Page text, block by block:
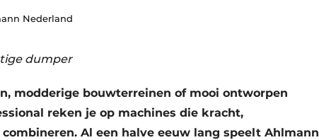
Nederland
dumper
modderige bouwterreinen of mooi ontworpen
reken je op machines die kracht,
Al een halve eeuw lang speelt Ahlmann